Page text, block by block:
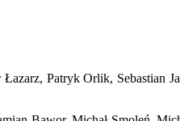
Patryk Orlik, Sebastian